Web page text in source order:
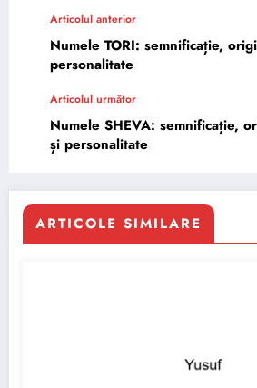
Articolul anterior
Numele TORI: semnificație,
personalitate
Articolul următor
Numele SHEVA: semnificație,
și personalitate
ARTICOLE SIMILARE